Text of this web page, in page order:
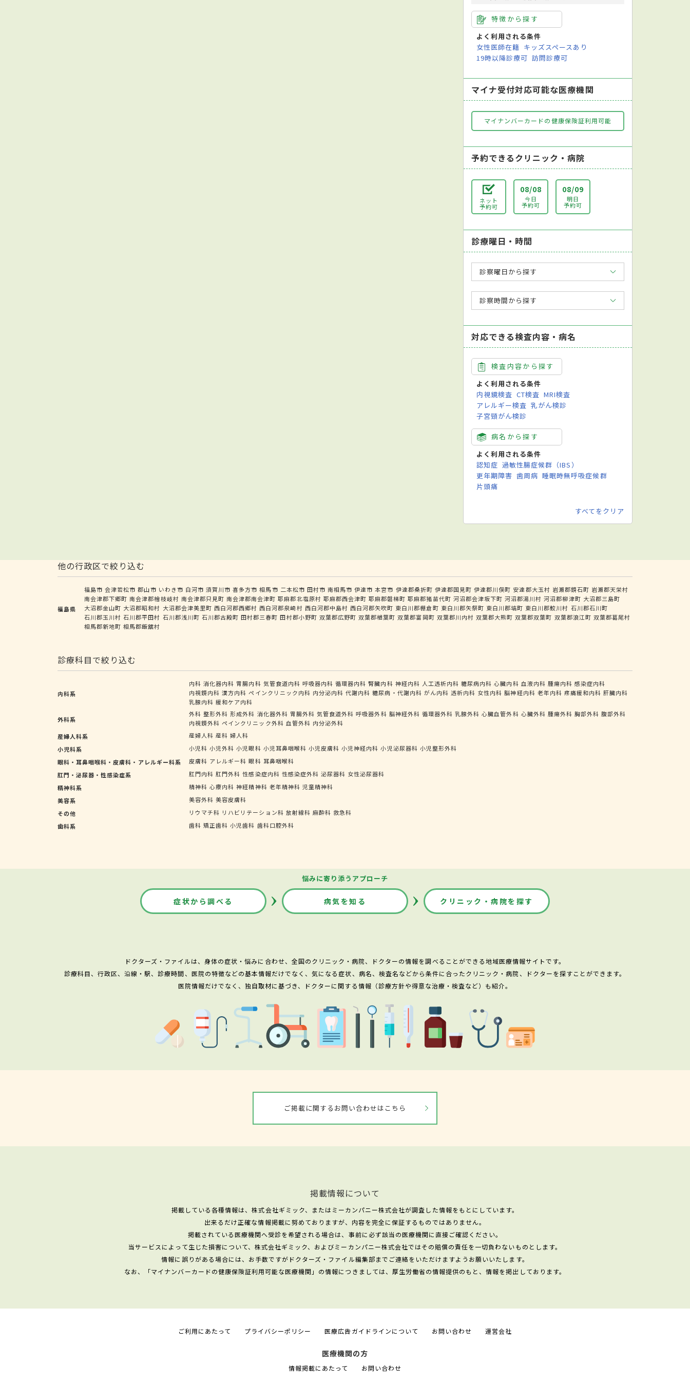
特徴から探す
よく利用される条件
女性医師在籍 キッズスペースあり
19時以降診療可 訪問診療可
マイナ受付対応可能な医療機関
マイナンバーカードの健康保険証利用可能
予約できるクリニック・病院
ネット
予約可
08/08
今日
予約可
08/09
明日
予約可
診療曜日・時間
診察曜日から探す
診察時間から探す
対応できる検査内容・病名
検査内容から探す
よく利用される条件
内視鏡検査 CT検査 MRI検査
アレルギー検査 乳がん検診
子宮頸がん検診
病名から探す
よく利用される条件
認知症 過敏性腸症候群（IBS）
更年期障害 歯周病 睡眠時無呼吸症候群
片頭痛
すべてをクリア
他の行政区で絞り込む
福島県
福島市 会津若松市 郡山市 いわき市 白河市 須賀川市 喜多方市 相馬市 二本松市 田村市 南相馬市 伊達市 本宮市 伊達郡桑折町 伊達郡国見町 伊達郡川俣町 安達郡大玉村 岩瀬郡鏡石町 岩瀬郡天栄村
南会津郡下郷町 南会津郡檜枝岐村 南会津郡只見町 南会津郡南会津町 耶麻郡北塩原村 耶麻郡西会津町 耶麻郡磐梯町 耶麻郡猪苗代町 河沼郡会津坂下町 河沼郡湯川村 河沼郡柳津町 大沼郡三島町
大沼郡金山町 大沼郡昭和村 大沼郡会津美里町 西白河郡西郷村 西白河郡泉崎村 西白河郡中島村 西白河郡矢吹町 東白川郡棚倉町 東白川郡矢祭町 東白川郡塙町 東白川郡鮫川村 石川郡石川町
石川郡玉川村 石川郡平田村 石川郡浅川町 石川郡古殿町 田村郡三春町 田村郡小野町 双葉郡広野町 双葉郡楢葉町 双葉郡富岡町 双葉郡川内村 双葉郡大熊町 双葉郡双葉町 双葉郡浪江町 双葉郡葛尾村
相馬郡新地町 相馬郡飯舘村
診療科目で絞り込む
内科系
内科 消化器内科 胃腸内科 気管食道内科 呼吸器内科 循環器内科 腎臓内科 神経内科 人工透析内科 糖尿病内科 心臓内科 血液内科 腫瘍内科 感染症内科
内視鏡内科 漢方内科 ペインクリニック内科 内分泌内科 代謝内科 糖尿病・代謝内科 がん内科 透析内科 女性内科 脳神経内科 老年内科 疼痛緩和内科 肝臓内科
乳腺内科 緩和ケア内科
外科系
外科 整形外科 形成外科 消化器外科 胃腸外科 気管食道外科 呼吸器外科 脳神経外科 循環器外科 乳腺外科 心臓血管外科 心臓外科 腫瘍外科 胸部外科 腹部外科
内視鏡外科 ペインクリニック外科 血管外科 内分泌外科
産婦人科系
産婦人科 産科 婦人科
小児科系
小児科 小児外科 小児眼科 小児耳鼻咽喉科 小児皮膚科 小児神経内科 小児泌尿器科 小児整形外科
眼科・耳鼻咽喉科・皮膚科・アレルギー科系
皮膚科 アレルギー科 眼科 耳鼻咽喉科
肛門・泌尿器・性感染症系
肛門内科 肛門外科 性感染症内科 性感染症外科 泌尿器科 女性泌尿器科
精神科系
精神科 心療内科 神経精神科 老年精神科 児童精神科
美容系
美容外科 美容皮膚科
その他
リウマチ科 リハビリテーション科 放射線科 麻酔科 救急科
歯科系
歯科 矯正歯科 小児歯科 歯科口腔外科
悩みに寄り添うアプローチ
症状から調べる 病気を知る クリニック・病院を探す
ドクターズ・ファイルは、身体の症状・悩みに合わせ、全国のクリニック・病院、ドクターの情報を調べることができる地域医療情報サイトです。
診療科目、行政区、沿線・駅、診療時間、医院の特徴などの基本情報だけでなく、気になる症状、病名、検査名などから条件に合ったクリニック・病院、ドクターを探すことができます。
医院情報だけでなく、独自取材に基づき、ドクターに関する情報（診療方針や得意な治療・検査など）も紹介。
ご掲載に関するお問い合わせはこちら
掲載情報について
掲載している各種情報は、株式会社ギミック、またはミーカンパニー株式会社が調査した情報をもとにしています。
出来るだけ正確な情報掲載に努めておりますが、内容を完全に保証するものではありません。
掲載されている医療機関へ受診を希望される場合は、事前に必ず該当の医療機関に直接ご確認ください。
当サービスによって生じた損害について、株式会社ギミック、およびミーカンパニー株式会社ではその賠償の責任を一切負わないものとします。
情報に誤りがある場合には、お手数ですがドクターズ・ファイル編集部までご連絡をいただけますようお願いいたします。
なお、「マイナンバーカードの健康保険証利用可能な医療機関」の情報につきましては、厚生労働省の情報提供のもと、情報を掲出しております。
ご利用にあたって プライバシーポリシー 医療広告ガイドラインについて お問い合わせ 運営会社
医療機関の方
情報掲載にあたって お問い合わせ